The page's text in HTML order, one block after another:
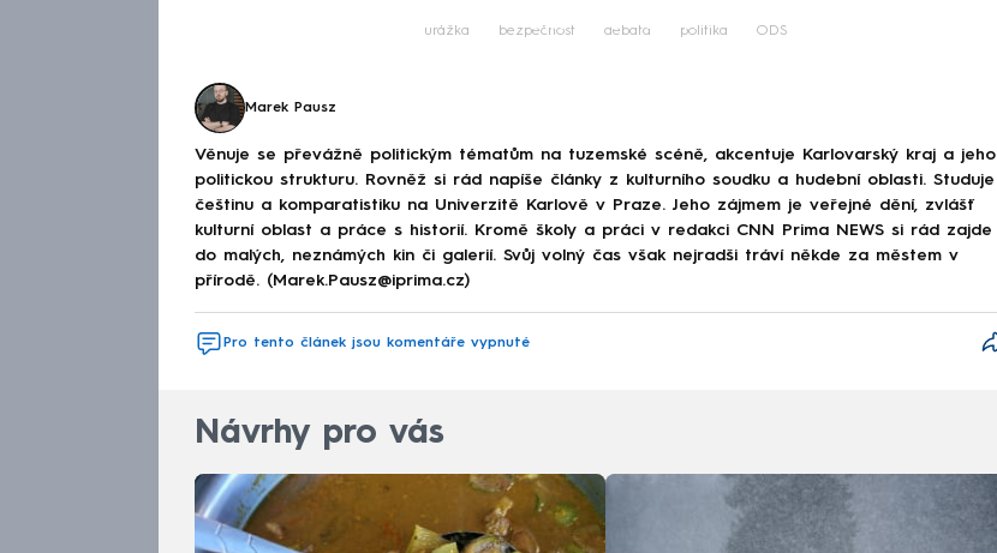
Failed to fetch
urážka bezpečnost debata politika ODS
Marek Pausz
Věnuje se převážně politickým tématům na tuzemské scéně, akcentuje Karlovarský kraj a jeho
politickou strukturu. Rovněž si rád napíše články z kulturního soudku a hudební oblasti. Studuje
češtinu a komparatistiku na Univerzitě Karlově v Praze. Jeho zájmem je veřejné dění, zvlášť
kulturní oblast a práce s historií. Kromě školy a práci v redakci CNN Prima NEWS si rád zajde
do malých, neznámých kin či galerií. Svůj volný čas však nejradši tráví někde za městem v
přírodě. (Marek.Pausz@iprima.cz)
Pro tento článek jsou komentáře vypnuté
Návrhy pro vás